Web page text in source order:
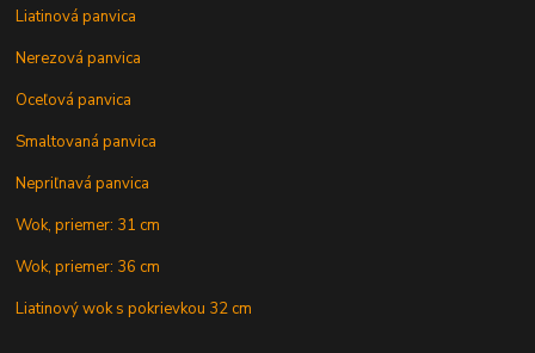
Liatinová panvica
Nerezová panvica
Oceľová panvica
Smaltovaná panvica
Nepriľnavá panvica
Wok, priemer: 31 cm
Wok, priemer: 36 cm
Liatinový wok s pokrievkou 32 cm